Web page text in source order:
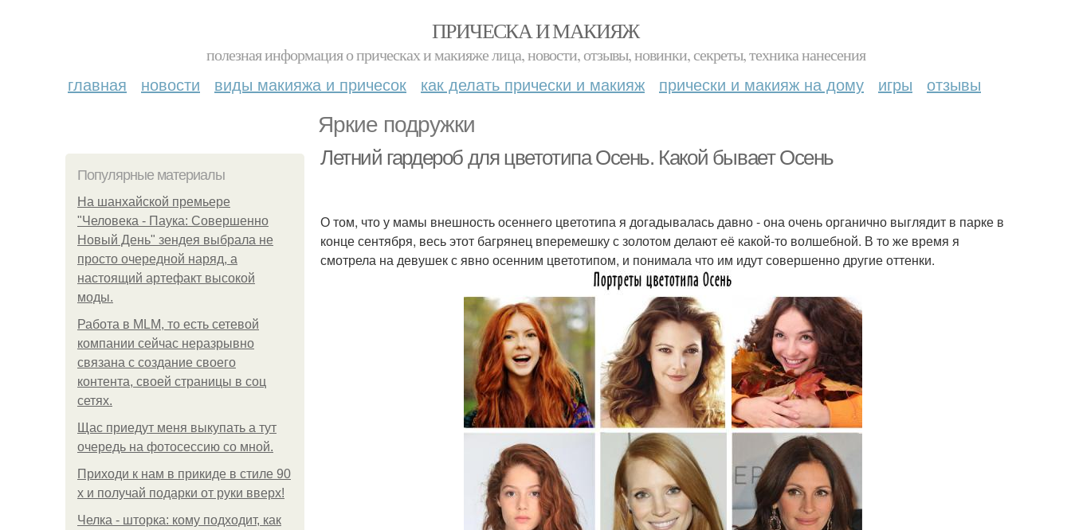
ПРИЧЕСКА И МАКИЯЖ
полезная информация о прическах и макияже лица, новости, отзывы, новинки, секреты, техника нанесения
главная новости виды макияжа и причесок как делать прически и макияж прически и макияж на дому игры отзывы
Яркие подружки
Популярные материалы
На шанхайской премьере
"Человека - Паука: Совершенно
Новый День" зендея выбрала не
просто очередной наряд, а
настоящий артефакт высокой
моды.
Работа в MLM, то есть сетевой
компании сейчас неразрывно
связана с создание своего
контента, своей страницы в соц
сетях.
Щас приедут меня выкупать а тут
очередь на фотосессию со мной.
Приходи к нам в прикиде в стиле 90
х и получай подарки от руки вверх!
Челка - шторка: кому подходит, как
Летний гардероб для цветотипа Осень. Какой бывает Осень
О том, что у мамы внешность осеннего цветотипа я догадывалась давно - она очень органично выглядит в парке в
конце сентября, весь этот багрянец вперемешку с золотом делают её какой-то волшебной. В то же время я
смотрела на девушек с явно осенним цветотипом, и понимала что им идут совершенно другие оттенки.